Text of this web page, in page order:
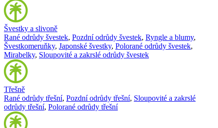
Švestky a slivoně
Rané odrůdy švestek, Pozdní odrůdy švestek, Ryngle a blumy,
Švestkomeruňky, Japonské švestky, Polorané odrůdy švestek,
Mirabelky, Sloupovité a zakrslé odrůdy švestek
Třešně
Rané odrůdy třešní, Pozdní odrůdy třešní, Sloupovité a zakrslé
odrůdy třešní, Polorané odrůdy třešní